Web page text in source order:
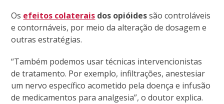
Os efeitos colaterais dos opióidessão controláveis
e contornáveis, por meio da alteração de dosagem e
outras estratégias.
“Também podemos usar técnicas intervencionistas
de tratamento. Por exemplo, infiltrações, anestesiar
um nervo específico acometido pela doença e infusão
de medicamentos para analgesia”, o doutor explica.